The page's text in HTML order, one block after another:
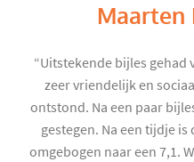
Maarten
“Uitstekende bijles gehad
zeer vriendelijk en
ontstond. Na een paar
gestegen. Na een tijdje
omgebogen naar een 7,1.